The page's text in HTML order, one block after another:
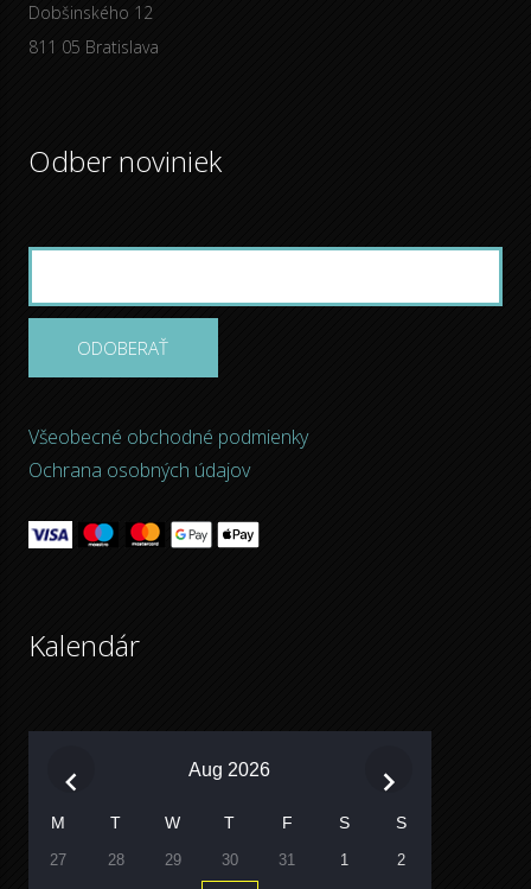
Dobšinského 12
811 05 Bratislava
Odber noviniek
ODOBERAŤ
Všeobecné obchodné podmienky
Ochrana osobných údajov
Kalendár
Aug 2026
M T W T F S S
27 28 29 30 31 1 2